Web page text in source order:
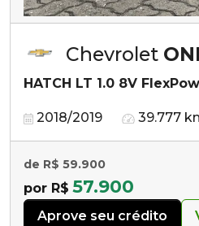
Chevrolet
HATCH LT 1.0 8V
2018/2019 39.777
de R$ 59.900
por R$ 57.900
Aprove seu crédito